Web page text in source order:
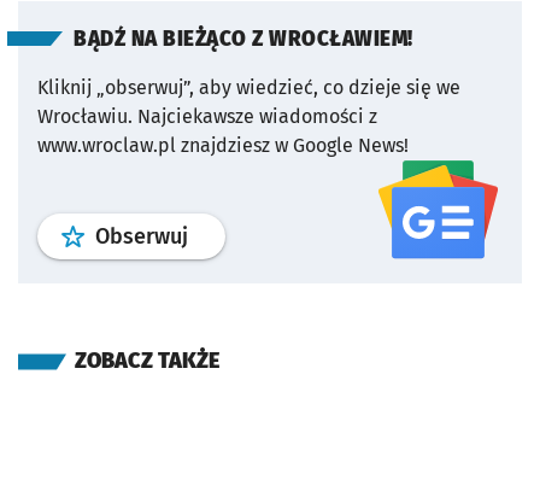
BĄDŹ NA BIEŻĄCO Z WROCŁAWIEM!
Kliknij „obserwuj”, aby wiedzieć, co dzieje się we
Wrocławiu. Najciekawsze wiadomości z
www.wroclaw.pl znajdziesz w Google News!
Obserwuj profil serwisu
ZOBACZ TAKŻE